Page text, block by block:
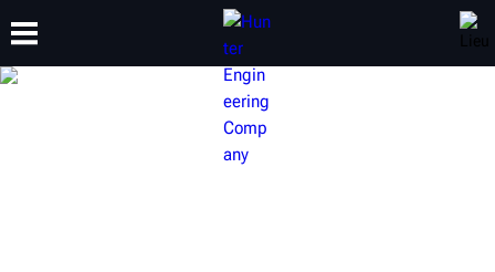
FORMATION